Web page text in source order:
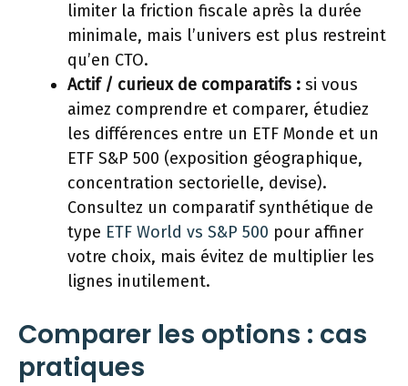
limiter la friction fiscale après la durée
minimale, mais l’univers est plus restreint
qu’en CTO.
Actif / curieux de comparatifs : si vous
aimez comprendre et comparer, étudiez
les différences entre un ETF Monde et un
ETF S&P 500 (exposition géographique,
concentration sectorielle, devise).
Consultez un comparatif synthétique de
type ETF World vs S&P 500 pour affiner
votre choix, mais évitez de multiplier les
lignes inutilement.
Comparer les options : cas
pratiques